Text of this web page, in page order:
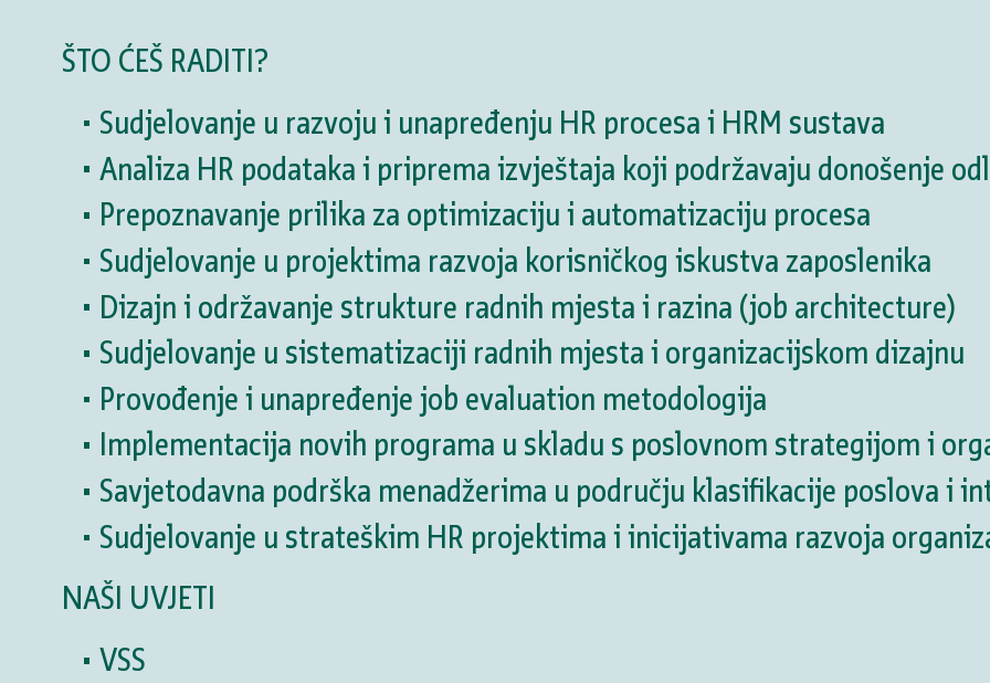
ŠTO ĆEŠ RADITI?
Sudjelovanje u razvoju i unapređenju HR procesa i HRM sustava
Analiza HR podataka i priprema izvještaja koji podržavaju donošenje
Prepoznavanje prilika za optimizaciju i automatizaciju procesa
Sudjelovanje u projektima razvoja korisničkog iskustva zaposlenika
Dizajn i održavanje strukture radnih mjesta i razina (job architecture)
Sudjelovanje u sistematizaciji radnih mjesta i organizacijskom dizajnu
Provođenje i unapređenje job evaluation metodologija
Implementacija novih programa u skladu s poslovnom strategijom i
Savjetodavna podrška menadžerima u području klasifikacije poslova i
Sudjelovanje u strateškim HR projektima i inicijativama razvoja
NAŠI UVJETI
VSS